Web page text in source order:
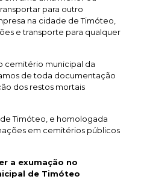
para outro
na cidade de Timóteo,
e transporte para qualquer
cemitério municipal da
de toda documentação
dos restos mortais
Timóteo, e homologada
em cemitérios públicos
a exumação no
de Timóteo